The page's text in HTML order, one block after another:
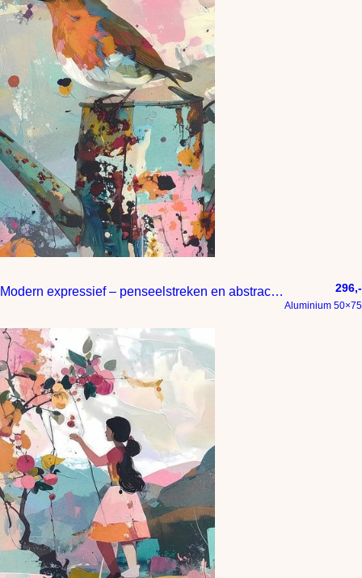
Modern expressief – penseelstreken en abstracte kleurige vlakken 296,-
Aluminium 50×75